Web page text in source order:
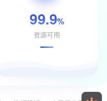
99.9%
资源可用